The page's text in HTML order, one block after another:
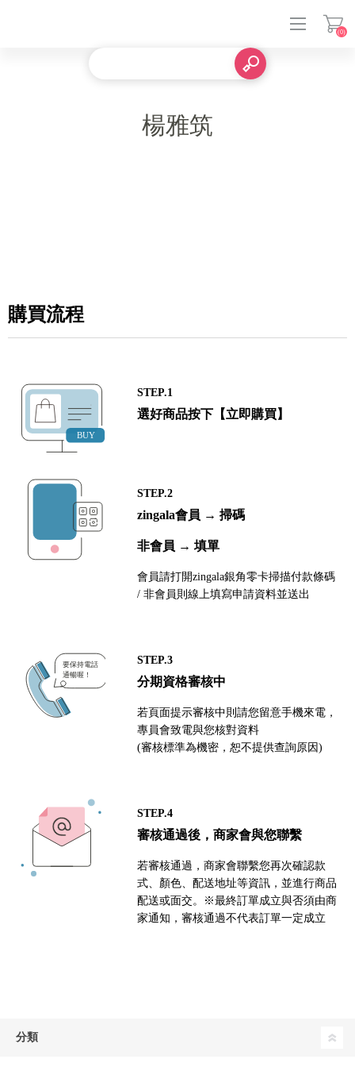
(0)
楊雅筑
購買流程
STEP.1
選好商品按下【立即購買】
STEP.2
zingala會員 → 掃碼
非會員 → 填單
會員請打開zingala銀角零卡掃描付款條碼
/ 非會員則線上填寫申請資料並送出
STEP.3
分期資格審核中
若頁面提示審核中則請您留意手機來電，
專員會致電與您核對資料
(審核標準為機密，恕不提供查詢原因)
STEP.4
審核通過後，商家會與您聯繫
若審核通過，商家會聯繫您再次確認款
式、顏色、配送地址等資訊，並進行商品
配送或面交。※最終訂單成立與否須由商
家通知，審核通過不代表訂單一定成立
分類